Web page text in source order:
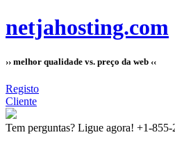
netjahosting.com
›› melhor qualidade vs. preço da web ‹‹
Registo
Cliente
Tem perguntas? Ligue agora! +1-855-